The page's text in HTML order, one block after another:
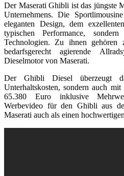
Der Maserati Ghibli ist das jüngste
Unternehmens. Die
eleganten Design, dem
typischen Performance,
Technologien. Zu ihnen gehören
bedarfsgerecht agierende
Dieselmotor von Maserati.
Der Ghibli Diesel überzeugt
Unterhaltskosten, sondern auch
65.380 Euro inklusive
Werbevideo für den Ghibli aus
Maserati auch als einen